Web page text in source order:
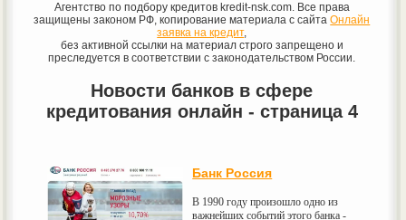
Агентство по подбору кредитов kredit-nsk.com. Все права
защищены законом РФ, копирование материала с сайтаОнлайн
заявка на кредит,
без активной ссылки на материал строго запрещено и
преследуется в соответствии с законодательством России.
Новости банков в сфере
кредитования онлайн - страница 4
Банк Россия
В 1990 году произошло одно из
важнейших событий этого банка -